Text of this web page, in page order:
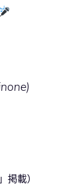
載）